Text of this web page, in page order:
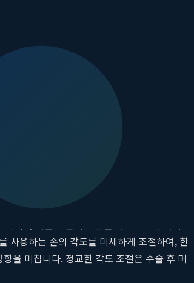
오히려 주변 조직의 혈액 순환을 방해하여
자의 연령 등을 종합적으로 고려하여 부위별
은 다년간의 임상 데이터를 바탕으로 한
사용하는 손의 각도를 미세하게 조절하여, 한
을 미칩니다. 정교한 각도 조절은 수술 후 머